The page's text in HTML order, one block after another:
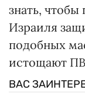
знать,
Израиля
подобных
истощают
ВАС